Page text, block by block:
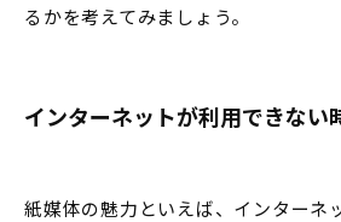
るかを考えてみましょう。
インターネットが利用できない
紙媒体の魅力といえば、インターネ